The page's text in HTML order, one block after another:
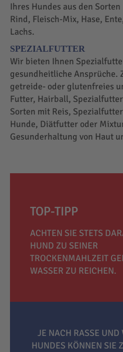
Ihres Hundes aus den
Rind, Fleisch-Mix, Hase,
Lachs.
SPEZIALFUTTER
Wir bieten Ihnen
gesundheitliche Ansprüche.
getreide- oder glutenfreies
Futter, Hairball,
Sorten mit Reis,
Hunde, Diätfutter oder
Gesunderhaltung von Haut
TOP-TIPP
ACHTEN SIE STETS
HUND ZU SEINER
TROCKENMAHLZEIT
WASSER ZU REICHEN.
JE NACH RASSE UND
HUNDES KÖNNEN SIE